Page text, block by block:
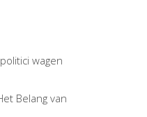
wagen
Belang van